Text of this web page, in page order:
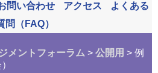
問い合わせ アクセス
よくある
問（FAQ）
メントフォーラム > 公開用 > 例